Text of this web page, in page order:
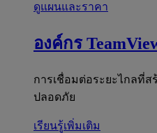
ดูแผนและราคา
องค์กร
การเชื่อมต่อระยะไกลที่ส
ปลอดภัย
เรียนรู้เพิ่มเติม